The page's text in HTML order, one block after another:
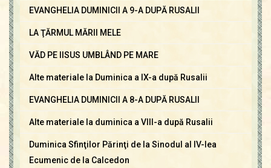
EVANGHELIA DUMINICII A 9-A DUPĂ RUSALII
LA ŢĂRMUL MĂRII MELE
VĂD PE IISUS UMBLÂND PE MARE
Alte materiale la Duminica a IX-a după Rusalii
EVANGHELIA DUMINICII A 8-A DUPĂ RUSALII
Alte materiale la duminica a VIII-a după Rusalii
Duminica Sfinţilor Părinţi de la Sinodul al IV-lea
Ecumenic de la Calcedon